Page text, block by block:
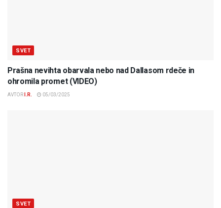
SVET
Prašna nevihta obarvala nebo nad Dallasom rdeče in
ohromila promet (VIDEO)
AVTOR I.R. 05/03/2025
SVET